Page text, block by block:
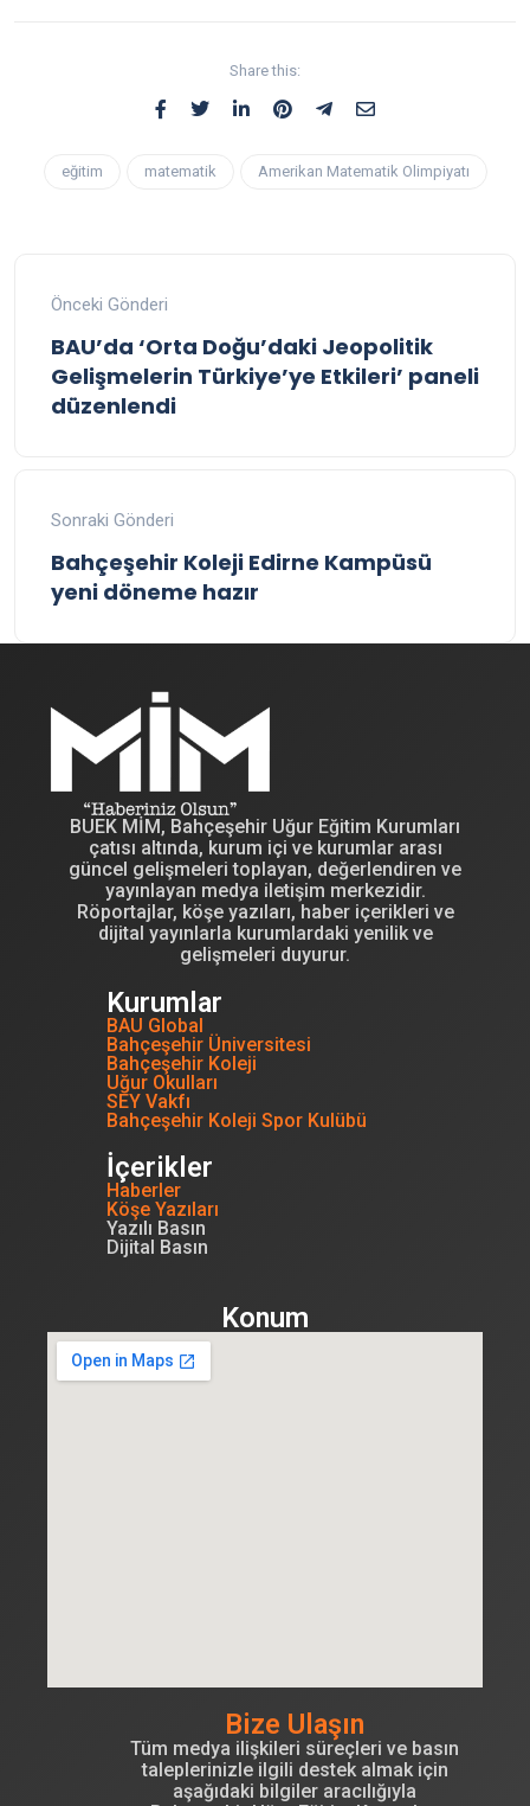
Share this:
eğitim matematik Amerikan Matematik Olimpiyatı
Önceki Gönderi
BAU’da ‘Orta Doğu’daki Jeopolitik
Gelişmelerin Türkiye’ye Etkileri’ paneli
düzenlendi
Sonraki Gönderi
Bahçeşehir Koleji Edirne Kampüsü
yeni döneme hazır
BUEK MİM, Bahçeşehir Uğur Eğitim Kurumları
çatısı altında, kurum içi ve kurumlar arası
güncel gelişmeleri toplayan, değerlendiren ve
yayınlayan medya iletişim merkezidir.
Röportajlar, köşe yazıları, haber içerikleri ve
dijital yayınlarla kurumlardaki yenilik ve
gelişmeleri duyurur.
Kurumlar
BAU Global
Bahçeşehir Üniversitesi
Bahçeşehir Koleji
Uğur Okulları
SEY Vakfı
Bahçeşehir Koleji Spor Kulübü
İçerikler
Haberler
Köşe Yazıları
Yazılı Basın
Dijital Basın
Konum
Bize Ulaşın
Tüm medya ilişkileri süreçleri ve basın
taleplerinizle ilgili destek almak için
aşağıdaki bilgiler aracılığıyla